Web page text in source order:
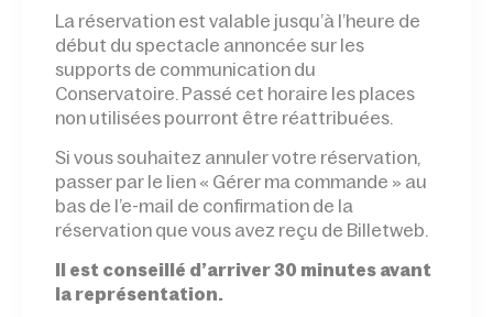
La réservation est valable jusqu’à l’heure de
début du spectacle annoncée sur les
supports de communication du
Conservatoire. Passé cet horaire les places
non utilisées pourront être réattribuées.
Si vous souhaitez annuler votre réservation,
passer par le lien « Gérer ma commande » au
bas de l’e-mail de confirmation de la
réservation que vous avez reçu de Billetweb.
Il est conseillé d’arriver 30 minutes avant
la représentation.